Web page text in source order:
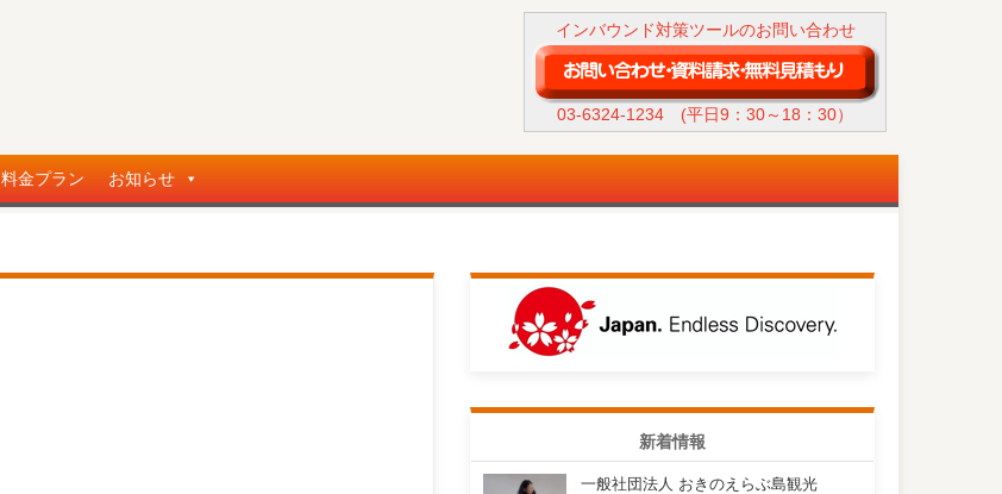
インバウンド対策ツールのお問い合わせ
03-6324-1234 (平日9：30～18：30）
料金プラン お知らせ
新着情報
一般社団法人 おきのえらぶ島観光